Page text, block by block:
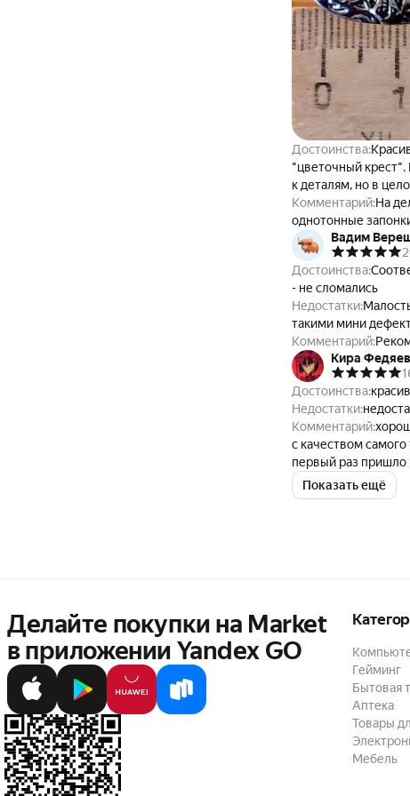
Достоинства:
"цветочный
к деталям, но в
Комментарий:На
однотонные
лучше подойдут к
Вадим
Достоинства:
- не сломались
Недостатки:
такими мини
Комментарий:
Кира
Достоинства:
Недостатки:
Комментарий:
с качеством самого
первый раз пришло
Показать ещё
Делайте покупки на Market
в приложении Yandex GO
Гейминг
Бытовая
Аптека
Товары
Мебель